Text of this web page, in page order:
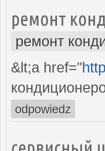
ремонт
ремонт
&lt;a href="
odpowiedz